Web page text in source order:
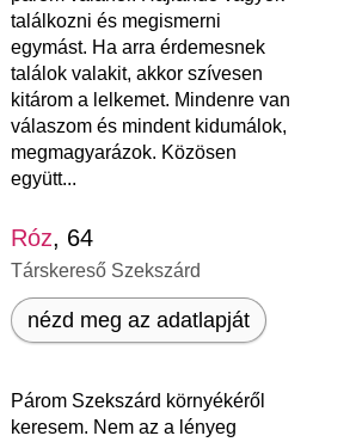
találkozni és megismerni
egymást. Ha arra érdemesnek
találok valakit, akkor szívesen
kitárom a lelkemet. Mindenre van
válaszom és mindent kidumálok,
megmagyarázok. Közösen
együtt...
Róz, 64
Társkereső Szekszárd
nézd meg az adatlapját
Párom Szekszárd környékéről
keresem. Nem az a lényeg